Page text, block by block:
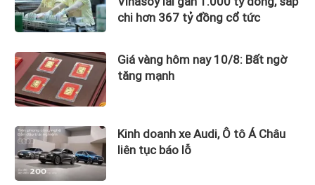
chi hơn 367 tỷ đồng cổ tức
Giá vàng hôm nay 10/8: Bất ngờ
tăng mạnh
Kinh doanh xe Audi, Ô tô Á Châu
liên tục báo lỗ